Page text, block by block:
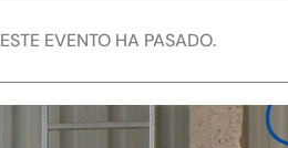
ESTE EVENTO HA PASADO.